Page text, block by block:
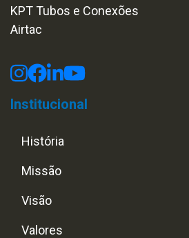
KPT Tubos e Conexões
Airtac
Institucional
História
Missão
Visão
Valores